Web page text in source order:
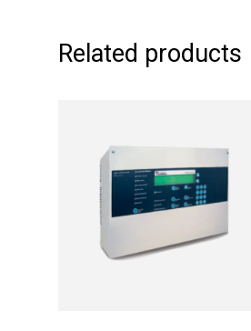
Related products